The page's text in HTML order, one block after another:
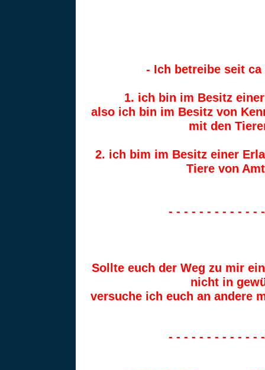
- Ich betreibe seit
1. ich bin im Besitz
also ich bin im Besitz von
mit den
2. ich bim im Besitz einer
Tiere von
- - - - - - - - - - - -
Sollte euch der Weg zu mir
nicht in
versuche ich euch an andere
- - - - - - - - - - - -